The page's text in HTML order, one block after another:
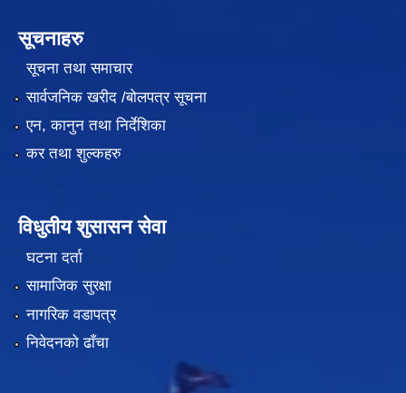
सूचनाहरु
सूचना तथा समाचार
सार्वजनिक खरीद /बोलपत्र सूचना
एन, कानुन तथा निर्देशिका
कर तथा शुल्कहरु
विधुतीय शुसासन सेवा
घटना दर्ता
सामाजिक सुरक्षा
नागरिक वडापत्र
निवेदनको ढाँचा